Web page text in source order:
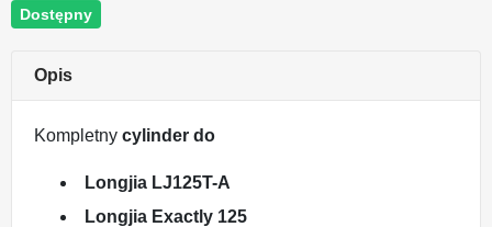
Dostępny
Opis
Kompletny cylinder do
Longjia LJ125T-A
Longjia Exactly 125